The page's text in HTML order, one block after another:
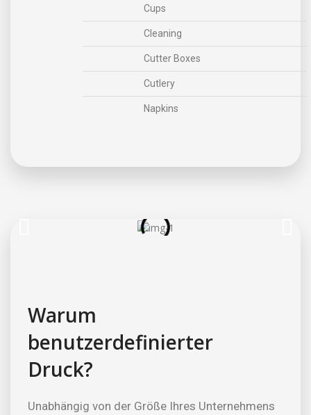
Cups
Cleaning
Cutter Boxes
Cutlery
Napkins
Warum
benutzerdefinierter
Druck?
Unabhängig von der Größe Ihres Unternehmens